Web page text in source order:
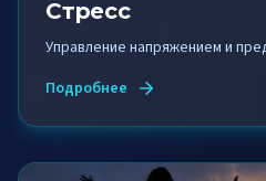
Стресс
Управление напряжением и
Подробнее